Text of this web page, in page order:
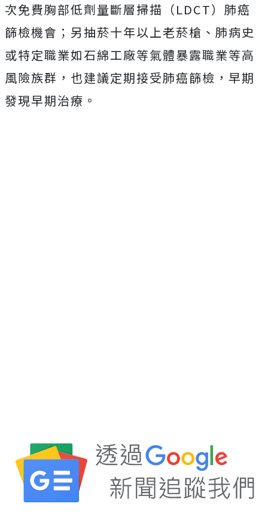
次免費胸部低劑量斷層掃描（LDCT）肺癌
篩檢機會；另抽菸十年以上老菸槍、肺病史
或特定職業如石綿工廠等氣體暴露職業等高
風險族群，也建議定期接受肺癌篩檢，早期
發現早期治療。